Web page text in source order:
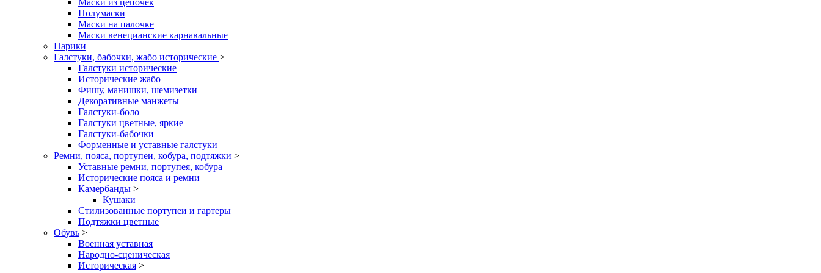
Маски из цепочек
Полумаски
Маски на палочке
Маски венецианские карнавальные
Парики
Галстуки, бабочки, жабо исторические >
Галстуки исторические
Исторические жабо
Фишу, манишки, шемизетки
Декоративные манжеты
Галстуки-боло
Галстуки цветные, яркие
Галстуки-бабочки
Форменные и уставные галстуки
Ремни, пояса, портупеи, кобура, подтяжки >
Уставные ремни, портупея, кобура
Исторические пояса и ремни
Камербанды >
Кушаки
Стилизованные портупеи и гартеры
Подтяжки цветные
Обувь >
Военная уставная
Народно-сценическая
Историческая >